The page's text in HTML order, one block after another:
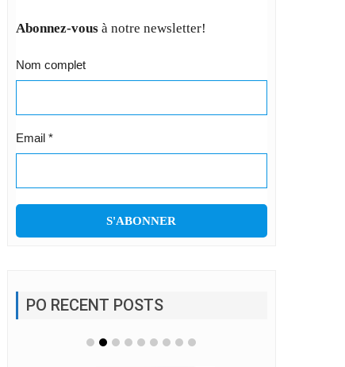
Abonnez-vousà notre newsletter!
Nom complet
Email *
PO RECENT POSTS